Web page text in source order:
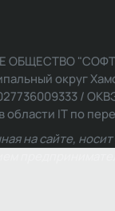
ОБЩЕСТВО
округ
/
области IT по
на сайте,